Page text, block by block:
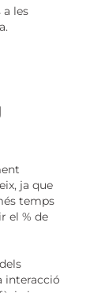
les
ja que
temps
el % de
interacció